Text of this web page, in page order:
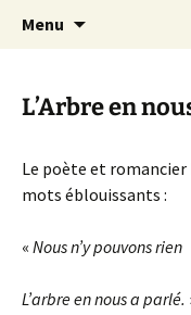
Les arts
Festival de
Chavaniac-
Menu
L’Arbre en
Le poète et romancier
mots éblouissants :
« Nous n’y pouvons rien
L’arbre en nous a parlé.